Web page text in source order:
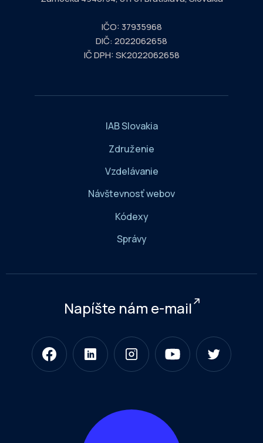
IČO: 37935968
DIČ: 2022062658
IČ DPH: SK2022062658
IAB Slovakia
Združenie
Vzdelávanie
Návštevnosť webov
Kódexy
Správy
Napíšte nám e-mail